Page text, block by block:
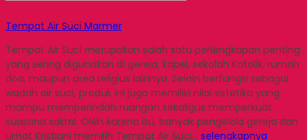
Tempat Air Suci Marmer
Tempat Air Suci merupakan salah satu perlengkapan penting
yang sering digunakan di gereja, kapel, sekolah Katolik, rumah
doa, maupun area religius lainnya. Selain berfungsi sebagai
wadah air suci, produk ini juga memiliki nilai estetika yang
mampu memperindah ruangan sekaligus memperkuat
suasana sakral. Oleh karena itu, banyak pengelola gereja dan
umat Kristiani memilih Tempat Air Suci… selengkapnya